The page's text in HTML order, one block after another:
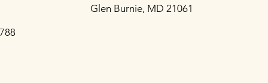
Glen Burnie, MD 21061